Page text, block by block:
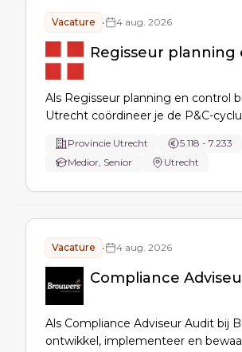
Vacature • 4 aug. 2026
Regisseur planning
Als Regisseur planning en control
Utrecht coördineer je de P&C-
ondersteuning bij begroting en
bewaakt planning, kwaliteit,
Provincie Utrecht
5.118 - 7.233
Medior, Senior
Utrecht
Vacature • 4 aug. 2026
Compliance
Als Compliance Adviseur Audit bij
ontwikkel, implementeer en